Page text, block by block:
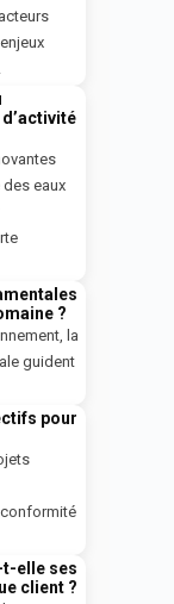
eaux
?
la
guident
pour
t-elle ses
client ?